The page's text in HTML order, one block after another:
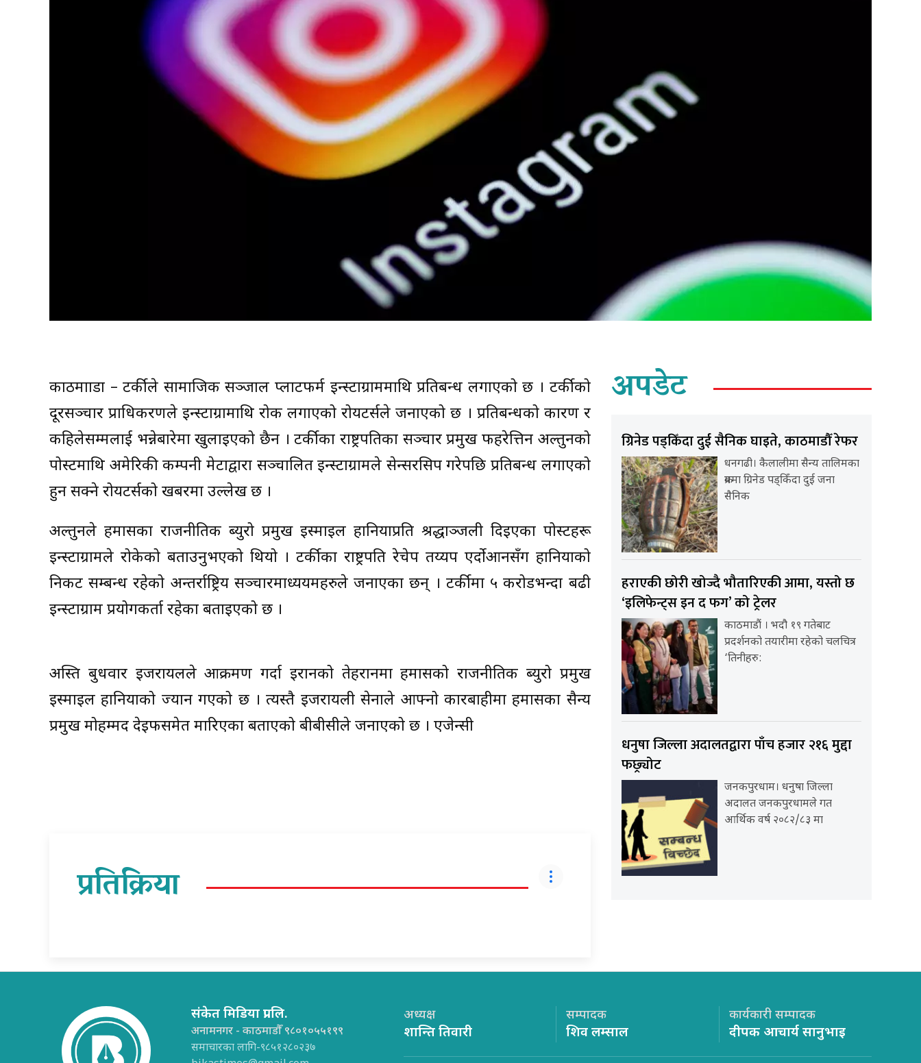
काठमााडौँ – टर्कीले सामाजिक सञ्जाल प्लाटफर्म इन्स्टाग्राममाथि प्रतिबन्ध लगाएको छ । टर्कीको
दूरसञ्चार प्राधिकरणले इन्स्टाग्रामाथि रोक लगाएको रोयटर्सले जनाएको छ । प्रतिबन्धको कारण र
कहिलेसम्मलाई भन्नेबारेमा खुलाइएको छैन । टर्कीका राष्ट्रपतिका सञ्चार प्रमुख फहरेत्तिन अल्तुनको
पोस्टमाथि अमेरिकी कम्पनी मेटाद्वारा सञ्चालित इन्स्टाग्रामले सेन्सरसिप गरेपछि प्रतिबन्ध लगाएको
हुन सक्ने रोयटर्सको खबरमा उल्लेख छ ।
अल्तुनले हमासका राजनीतिक ब्युरो प्रमुख इस्माइल हानियाप्रति श्रद्धाञ्जली दिइएका पोस्टहरू
इन्स्टाग्रामले रोकेको बताउनुभएको थियो । टर्कीका राष्ट्रपति रेचेप तय्यप एर्दोआनसँग हानियाको
निकट सम्बन्ध रहेको अन्तर्राष्ट्रिय सञ्चारमाध्ययमहरुले जनाएका छन् । टर्कीमा ५ करोडभन्दा बढी
इन्स्टाग्राम प्रयोगकर्ता रहेका बताइएको छ ।
अस्ति बुधवार इजरायलले आक्रमण गर्दा इरानको तेहरानमा हमासको राजनीतिक ब्युरो प्रमुख
इस्माइल हानियाको ज्यान गएको छ । त्यस्तै इजरायली सेनाले आफ्नो कारबाहीमा हमासका सैन्य
प्रमुख मोहम्मद देइफसमेत मारिएका बताएको बीबीसीले जनाएको छ । एजेन्सी
प्रतिक्रिया
अपडेट
ग्रिनेड पड्किँदा दुई सैनिक घाइते, काठमाडौँ रेफर
धनगढी। कैलालीमा सैन्य तालिमका
क्रममा ग्रिनेड पड्किँदा दुई जना
सैनिक
हराएकी छोरी खोज्दै भौतारिएकी आमा, यस्तो छ
‘इलिफेन्ट्स इन द फग’ को ट्रेलर
काठमाडौं । भदौ १९ गतेबाट
प्रदर्शनको तयारीमा रहेको चलचित्र
‘तिनीहरु:
धनुषा जिल्ला अदालतद्वारा पाँच हजार २१६ मुद्दा
फछ्र्योट
जनकपुरधाम। धनुषा जिल्ला
अदालत जनकपुरधामले गत
आर्थिक वर्ष २०८२/८३ मा
संकेत मिडिया प्रा.लि.
अनामनगर - काठमाडौँ ९८०१०५५१९९
समाचारका लागि-९८५१२८०२३७
अध्यक्ष
शान्ति तिवारी
सम्पादक
शिव लम्साल
कार्यकारी सम्पादक
दीपक आचार्य सानुभाइ